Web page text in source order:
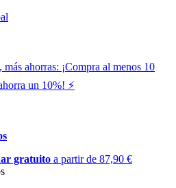
más ahorras: ¡Compra al menos 10
un 10%! ⚡️
gratuito a partir de 87,90 €